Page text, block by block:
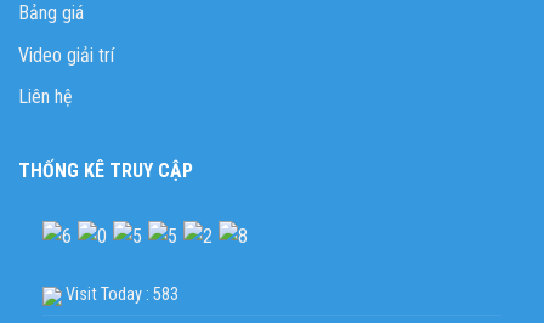
Bảng giá
Video giải trí
Liên hệ
THỐNG KÊ TRUY CẬP
Visit Today : 583